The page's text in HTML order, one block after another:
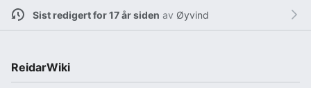
Sist redigert for 17 år siden av Øyvind
ReidarWiki